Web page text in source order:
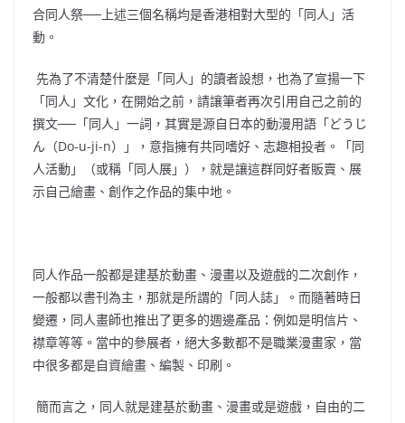
合同人祭──上述三個名稱均是香港相對大型的「同人」活
動。
先為了不清楚什麼是「同人」的讀者設想，也為了宣揚一下
「同人」文化，在開始之前，請讓筆者再次引用自己之前的
撰文──「同人」一詞，其實是源自日本的動漫用語「どうじ
ん（Do-u-ji-n）」，意指擁有共同嗜好、志趣相投者。「同
人活動」（或稱「同人展」），就是讓這群同好者販賣、展
示自己繪畫、創作之作品的集中地。
同人作品一般都是建基於動畫、漫畫以及遊戲的二次創作，
一般都以書刊為主，那就是所謂的「同人誌」。而隨著時日
變遷，同人畫師也推出了更多的週邊產品：例如是明信片、
襟章等等。當中的參展者，絕大多數都不是職業漫畫家，當
中很多都是自資繪畫、編製、印刷。
簡而言之，同人就是建基於動畫、漫畫或是遊戲，自由的二